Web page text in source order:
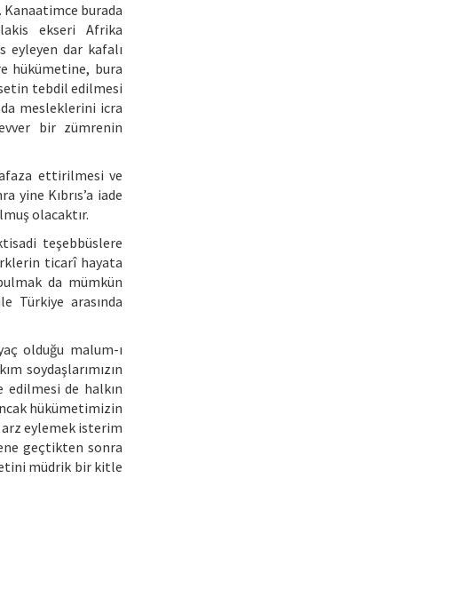
burada
ekseri Afrika
dar kafalı
hükümetine, bura
tebdil edilmesi
mesleklerini icra
bir zümrenin
ettirilmesi ve
Kıbrıs’a iade
olacaktır.
teşebbüslere
ticarî hayata
da mümkün
Türkiye arasında
olduğu malum-ı
soydaşlarımızın
de halkın
hükümetimizin
arz eylemek isterim
geçtikten sonra
müdrik bir kitle